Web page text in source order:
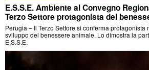
E.S.S.E. Ambiente al Convegno
Terzo Settore protagonista del
Perugia – Il Terzo Settore si conferma protagonista
sviluppo del benessere animale. Lo dimostra la
E.S.S.E.